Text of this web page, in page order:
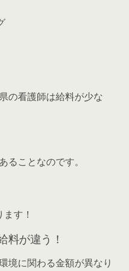
の看護師は給料が少な
ることなのです。
す！
料が違う！
境に関わる金額が異なり